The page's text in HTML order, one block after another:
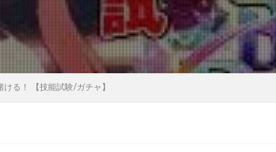
ける！ 【技能試験/ガチャ】